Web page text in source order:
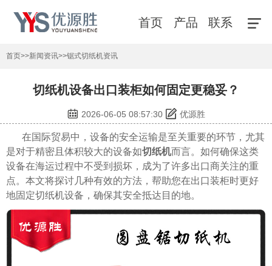
首页 产品 联系
首页>>新闻资讯>>锯式切纸机资讯
切纸机设备出口装柜如何固定更稳妥？
2026-06-05 08:57:30 优源胜
在国际贸易中，设备的安全运输是至关重要的环节，尤其
是对于精密且体积较大的设备如切纸机而言。如何确保这类
设备在海运过程中不受到损坏，成为了许多出口商关注的重
点。本文将探讨几种有效的方法，帮助您在出口装柜时更好
地固定切纸机设备，确保其安全抵达目的地。